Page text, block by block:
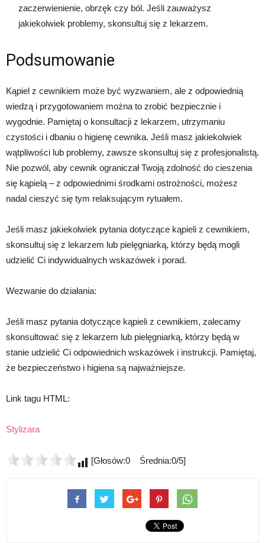
zaczerwienienie, obrzęk czy ból. Jeśli zauważysz
jakiekolwiek problemy, skonsultuj się z lekarzem.
Podsumowanie
Kąpiel z cewnikiem może być wyzwaniem, ale z odpowiednią
wiedzą i przygotowaniem można to zrobić bezpiecznie i
wygodnie. Pamiętaj o konsultacji z lekarzem, utrzymaniu
czystości i dbaniu o higienę cewnika. Jeśli masz jakiekolwiek
wątpliwości lub problemy, zawsze skonsultuj się z profesjonalistą.
Nie pozwól, aby cewnik ograniczał Twoją zdolność do cieszenia
się kąpielą – z odpowiednimi środkami ostrożności, możesz
nadal cieszyć się tym relaksującym rytuałem.
Jeśli masz jakiekolwiek pytania dotyczące kąpieli z cewnikiem,
skonsultuj się z lekarzem lub pielęgniarką, którzy będą mogli
udzielić Ci indywidualnych wskazówek i porad.
Wezwanie do działania:
Jeśli masz pytania dotyczące kąpieli z cewnikiem, zalecamy
skonsultować się z lekarzem lub pielęgniarką, którzy będą w
stanie udzielić Ci odpowiednich wskazówek i instrukcji. Pamiętaj,
że bezpieczeństwo i higiena są najważniejsze.
Link tagu HTML:
Stylizara
[Głosów:0 Średnia:0/5]